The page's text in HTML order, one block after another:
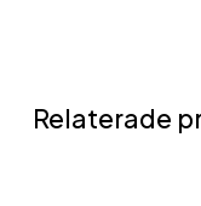
Relaterade